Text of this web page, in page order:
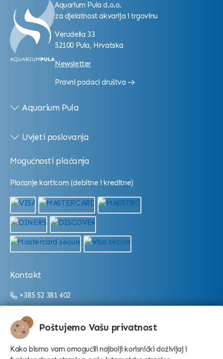
Poštujemo Vašu privatnost
Kako bismo vam omogućili najbolji korisnički doživljaj i
Aquarium Pula d.o.o.
za djelatnost akvarija i trgovinu
Verudella 33
52100 Pula, Hrvatska
Newsletter
Pravni podaci društva
Aquarium Pula
Uvjeti poslovanja
Mogućnosti plaćanja
Plaćanje karticom (debitne i kreditne)
Kontakt
+385 52 381 402
info@aquarium.hr
Radno vrijeme: